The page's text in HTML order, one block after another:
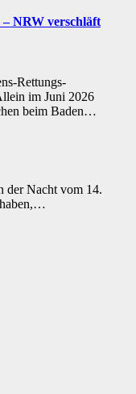
NRW verschläft
Rettungs-
im Juni 2026
beim Baden…
der Nacht vom 14.